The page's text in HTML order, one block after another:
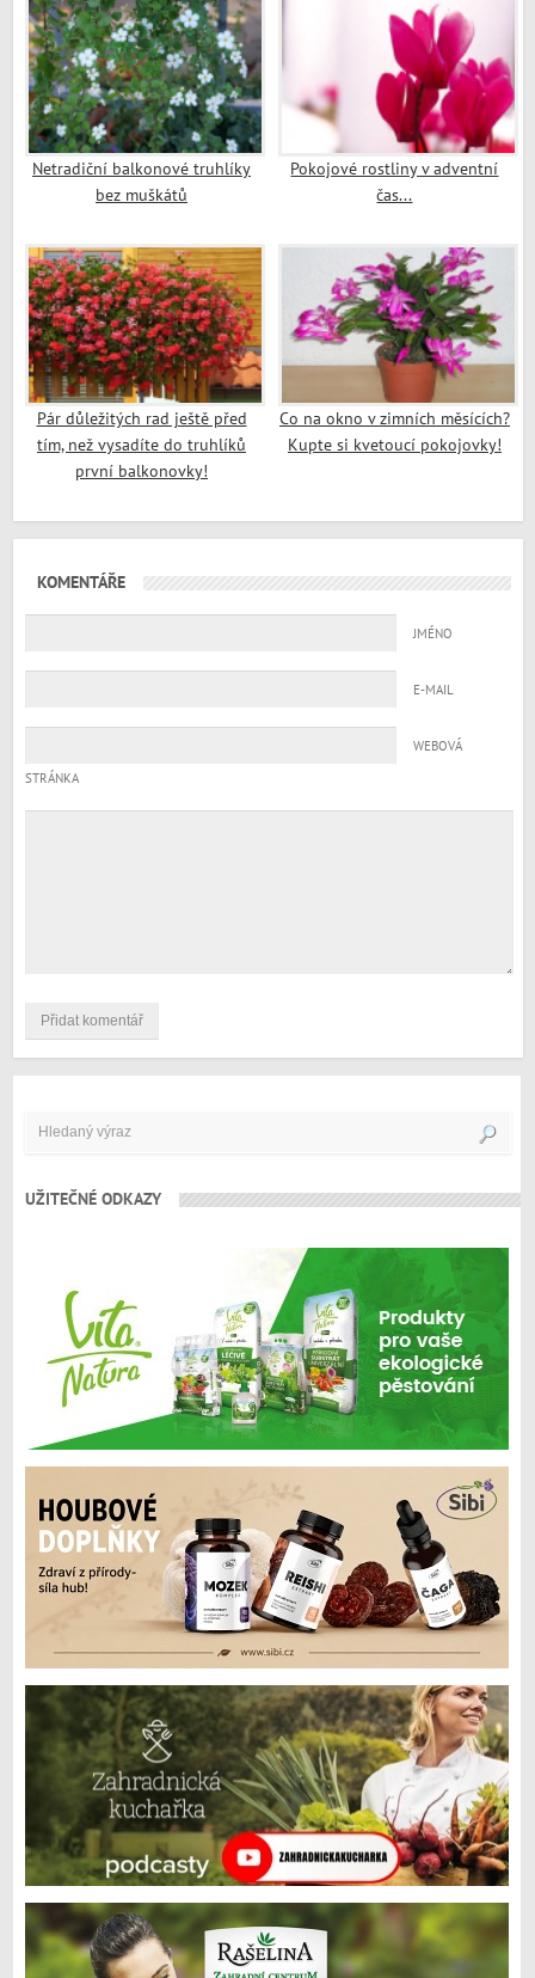
Netradiční balkonové truhlíky
bez muškátů
Pokojové rostliny v adventní
čas...
Pár důležitých rad ještě před
tím, než vysadíte do truhlíků
první balkonovky!
Co na okno v zimních měsících?
Kupte si kvetoucí pokojovky!
KOMENTÁŘE
JMÉNO
E-MAIL
WEBOVÁ
STRÁNKA
UŽITEČNÉ ODKAZY